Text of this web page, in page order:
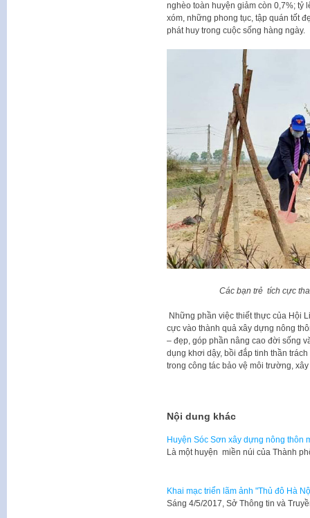
nghèo toàn huyện giảm còn 0,7%; tỷ
xóm, những phong tục, tập quán tốt
phát huy trong cuộc sống hàng ngày.
Các bạn trẻ tích cực
Những phần việc thiết thực của Hội
cực vào thành quả xây dựng nông
– đẹp, góp phần nâng cao đời sống
dụng khơi dậy, bồi đắp tinh thần
trong công tác bảo vệ môi trường,
Nội dung khác
Huyện Sóc Sơn xây dựng nông thôn
Là một huyện miền núi của Thành
Khai mạc triển lãm ảnh "Thủ đô Hà
Sáng 4/5/2017, Sở Thông tin và